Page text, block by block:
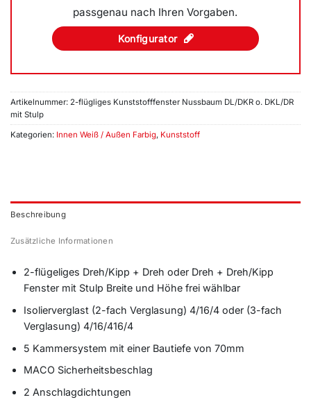
passgenau nach Ihren Vorgaben.
Konfigurator
Artikelnummer: 2-flügliges Kunststofffenster Nussbaum DL/DKR o. DKL/DR
mit Stulp
Kategorien: Innen Weiß / Außen Farbig, Kunststoff
Beschreibung
Zusätzliche Informationen
2-flügeliges Dreh/Kipp + Dreh oder Dreh + Dreh/Kipp
Fenster mit Stulp Breite und Höhe frei wählbar
Isolierverglast (2-fach Verglasung) 4/16/4 oder (3-fach
Verglasung) 4/16/416/4
5 Kammersystem mit einer Bautiefe von 70mm
MACO Sicherheitsbeschlag
2 Anschlagdichtungen